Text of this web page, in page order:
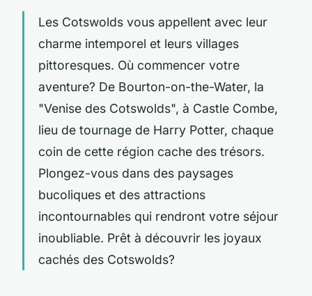
Les Cotswolds vous appellent avec leur
charme intemporel et leurs villages
pittoresques. Où commencer votre
aventure? De Bourton-on-the-Water, la
"Venise des Cotswolds", à Castle Combe,
lieu de tournage de Harry Potter, chaque
coin de cette région cache des trésors.
Plongez-vous dans des paysages
bucoliques et des attractions
incontournables qui rendront votre séjour
inoubliable. Prêt à découvrir les joyaux
cachés des Cotswolds?